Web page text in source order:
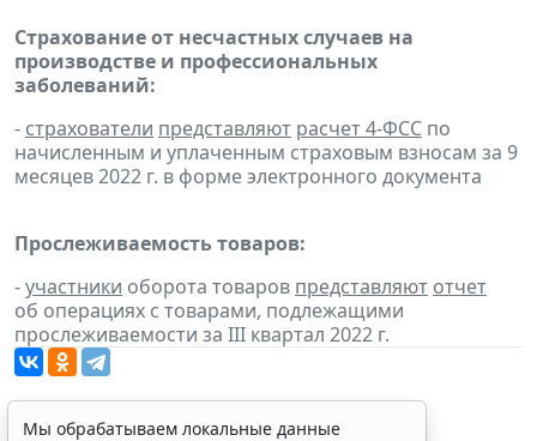
Страхование от несчастных случаев на
производстве и профессиональных
заболеваний:
- страхователи представляют расчет 4-ФСС по
начисленным и уплаченным страховым взносам за 9
месяцев 2022 г. в форме электронного документа
Прослеживаемость товаров:
-участники оборота товаров представляют отчет
об операциях с товарами, подлежащими
прослеживаемости за III квартал 2022 г.
Мы обрабатываем локальные данные